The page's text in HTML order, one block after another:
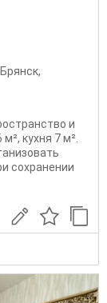
Брянск,
и
кухня 7 м².
сохранении